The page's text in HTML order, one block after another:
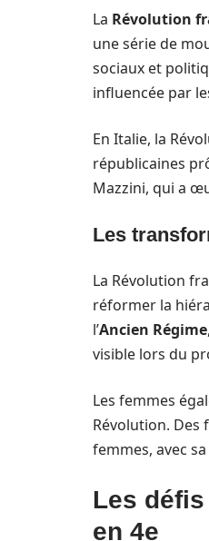
La Révolution
une série de
sociaux et
influencée par
En Italie, la
républicaines
Mazzini, qui a
Les
La Révolution
réformer la
l’Ancien Régime
visible lors du
Les femmes
Révolution. Des
femmes, avec
Les
en 4e